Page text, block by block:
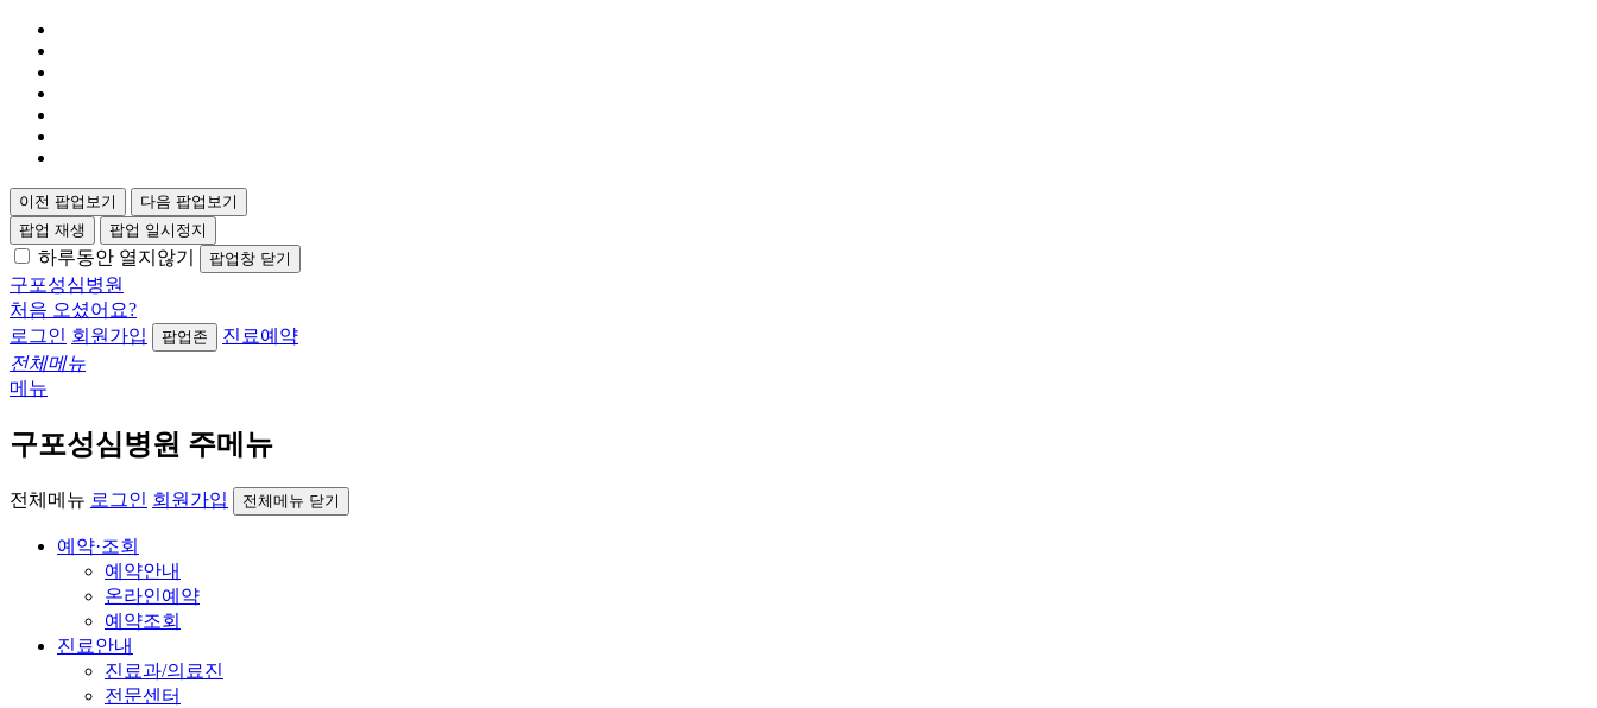
이전 팝업보기
다음 팝업보기
팝업 재생
팝업 일시정지
하루동안 열지않기 팝업창 닫기
구포성심병원
처음 오셨어요?
로그인 회원가입 팝업존
진료예약
전체메뉴
메뉴
구포성심병원 주메뉴
전체메뉴 로그인 회원가입 전체메뉴 닫기
예약·조회
예약안내
온라인예약
예약조회
진료안내
진료과/의료진
전문센터